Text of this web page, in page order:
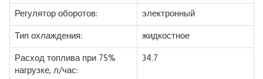
Регулятор оборотов:
электронный
Тип охлаждения:
жидкостное
Расход топлива при 75%
нагрузке, л/час:
34.7